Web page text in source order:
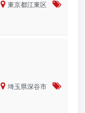
東京都江東区
埼玉県深谷市